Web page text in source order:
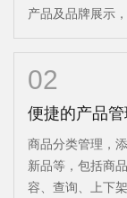
产品及品牌展示
02
便捷的产品管
商品分类管理，
新品等，包括商
容、查询、上下